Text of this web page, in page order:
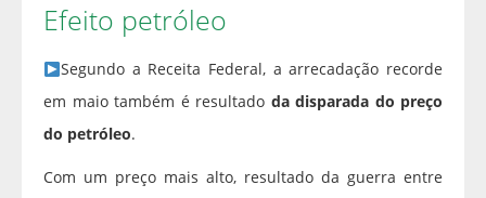
Efeito petróleo
Segundo a Receita Federal, a arrecadação recorde
em maio também é resultado da disparada do preço
do petróleo.
Com um preço mais alto, resultado da guerra entre